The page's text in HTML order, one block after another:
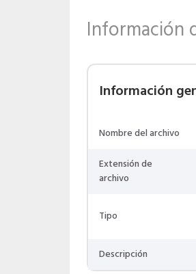
Información
Información
Nombre del archivo
Extensión de
archivo
Tipo
Descripción